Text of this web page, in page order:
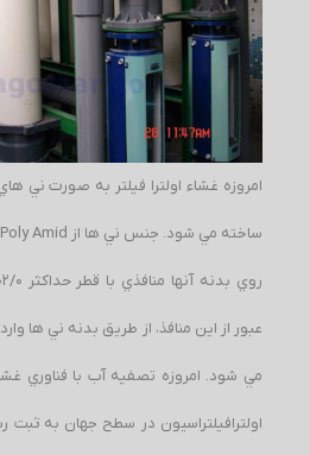
روي
عبور از اين منافذ، از طريق بدنه ني ها وارد
مي شود. امروزه تصفيه آب با فناوري غشاء
اولترافیلتراسیون در سطح جهان به ثبت